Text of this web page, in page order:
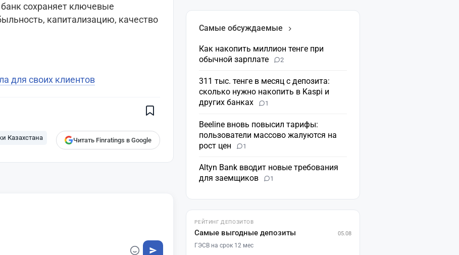
сохраняет ключевые
капитализацию, качество
для своих клиентов
Казахстана Читать Finratings в Google
Finratings.kz— и наши материалы
Самые обсуждаемые
Как накопить миллион тенге при
обычной зарплате
2
311 тыс. тенге в месяц с депозита:
сколько нужно накопить в Kaspi и
других банках
1
Beeline вновь повысил тарифы:
пользователи массово жалуются на
рост цен
1
Altyn Bank вводит новые требования
для заемщиков
1
РЕЙТИНГ ДЕПОЗИТОВ
Самые выгодные депозиты 05.08
ГЭСВ на срок 12 мес